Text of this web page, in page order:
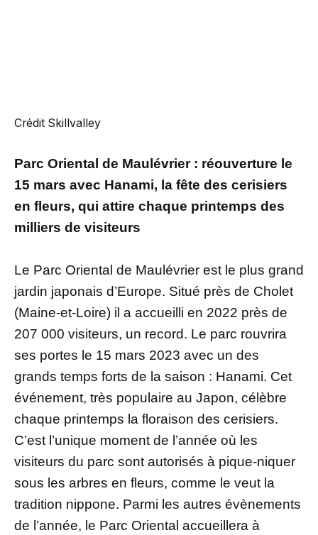
Crédit Skillvalley
Parc Oriental de Maulévrier : réouverture le
15 mars avec Hanami, la fête des cerisiers
en fleurs, qui attire chaque printemps des
milliers de visiteurs
Le Parc Oriental de Maulévrier est le plus grand
jardin japonais d’Europe. Situé près de Cholet
(Maine-et-Loire) il a accueilli en 2022 près de
207 000 visiteurs, un record. Le parc rouvrira
ses portes le 15 mars 2023 avec un des
grands temps forts de la saison : Hanami. Cet
événement, très populaire au Japon, célèbre
chaque printemps la floraison des cerisiers.
C’est l’unique moment de l’année où les
visiteurs du parc sont autorisés à pique-niquer
sous les arbres en fleurs, comme le veut la
tradition nippone. Parmi les autres évènements
de l’année, le Parc Oriental accueillera à